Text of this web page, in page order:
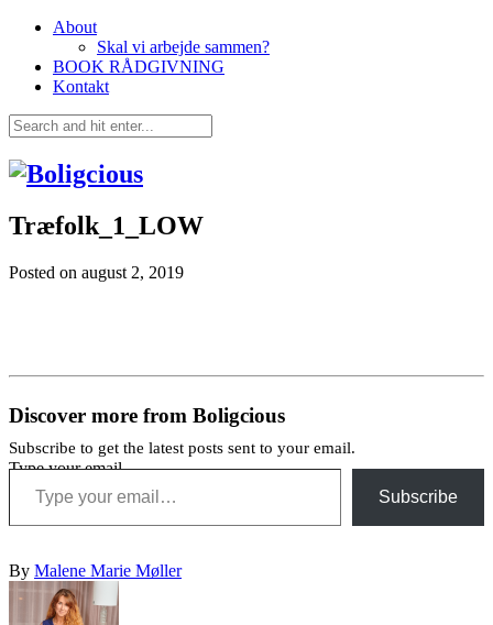
About
Skal vi arbejde sammen?
BOOK RÅDGIVNING
Kontakt
Træfolk_1_LOW
Posted on august 2, 2019
Discover more from Boligcious
Subscribe to get the latest posts sent to your email.
Type your email…
Subscribe
By Malene Marie Møller